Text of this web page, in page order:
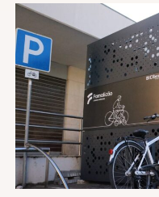
¡Me interesa